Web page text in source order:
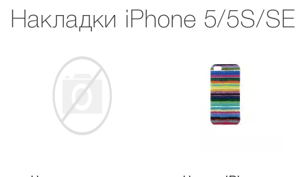
Накладки iPhone 5/5S/SE